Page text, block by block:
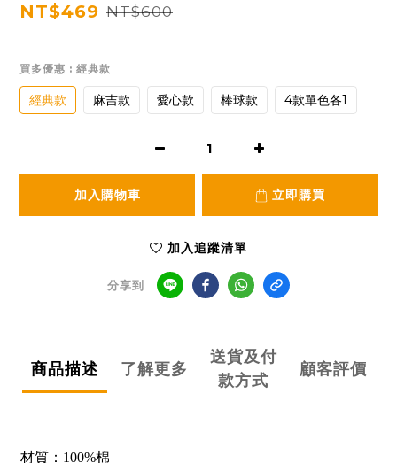
NT$469 NT$600
買多優惠 : 經典款
經典款 麻吉款 愛心款 棒球款 4款單色各1
加入購物車 立即購買
加入追蹤清單
分享到
商品描述 了解更多
送貨及付
款方式
顧客評價
材質：100%棉